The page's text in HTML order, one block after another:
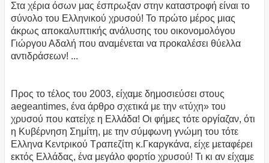
Στα χέρια όσων μας έσπρωξαν στην καταστροφή είναι το
σύνολο του Ελληνικού χρυσού! Το πρώτο μέρος μιας
άκρως αποκαλυπτικής ανάλυσης του οικονομολόγου
Γιώργου Αδαλή που αναμένεται να προκαλέσει θύελλα
αντιδράσεων! ...
Προς το τέλος του 2003, είχαμε δημοσιεύσει στους
aegeantimes, ένα άρθρο σχετικά με την «τύχη» του
χρυσού που κατείχε η Ελλάδα! Οι φήμες τότε οργίαζαν, ότι
η Κυβέρνηση Σημίτη, με την σύμφωνη γνώμη του τότε
Ελληνα Κεντρικού Τραπεζίτη κ.Γκαργκάνα, είχε μεταφέρει
εκτός Ελλάδας, ένα μεγάλο φορτίο χρυσού! Τι κι αν είχαμε